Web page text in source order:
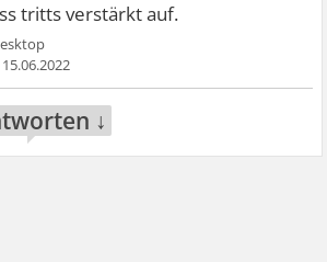
tritts verstärkt auf.
15.06.2022
↓